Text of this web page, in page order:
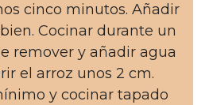
cinco minutos. Añadir
Cocinar durante un
remover y añadir agua
el arroz unos 2 cm.
y cocinar tapado